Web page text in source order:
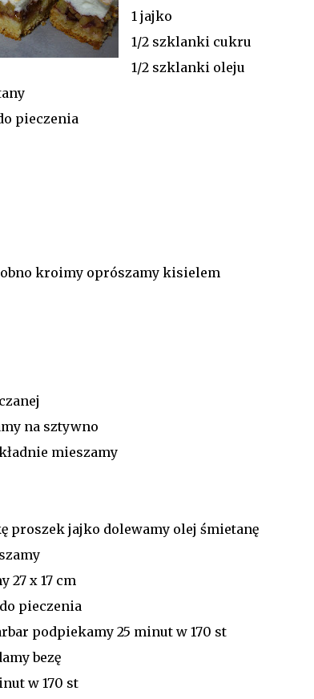
1 jajko
1/2 szklanki cukru
1/2 szklanki oleju
pieczenia
kroimy oprószamy kisielem
na sztywno
mieszamy
proszek jajko dolewamy olej śmietanę
27 x 17 cm
pieczenia
podpiekamy 25 minut w 170 st
bezę
w 170 st